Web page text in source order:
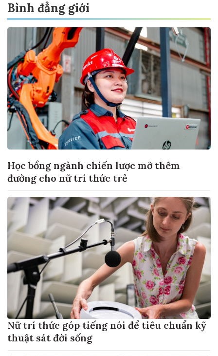
Bình đẳng giới
Học bổng ngành chiến lược mở thêm
đường cho nữ trí thức trẻ
Nữ trí thức góp tiếng nói để tiêu chuẩn kỹ
thuật sát đời sống